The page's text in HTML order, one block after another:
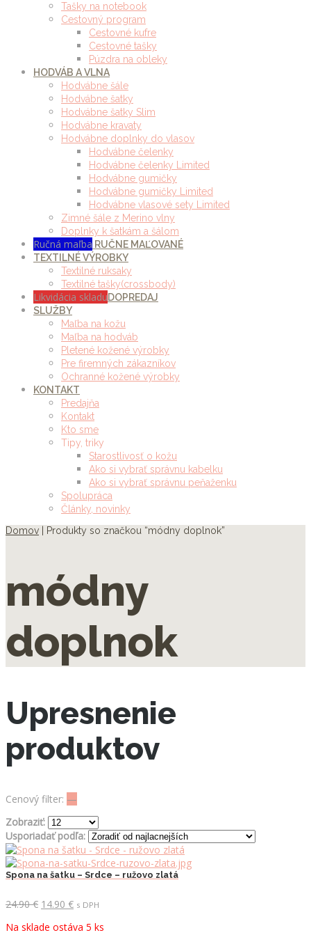
Tašky na notebook
Cestovný program
Cestovné kufre
Cestovné tašky
Púzdra na obleky
HODVÁB A VLNA
Hodvábne šále
Hodvábne šatky
Hodvábne šatky Slim
Hodvábne kravaty
Hodvábne doplnky do vlasov
Hodvábne čelenky
Hodvábne čelenky Limited
Hodvábne gumičky
Hodvábne gumičky Limited
Hodvábne vlasové sety Limited
Zimné šále z Merino vlny
Doplnky k šatkám a šálom
Ručná maľba RUČNE MAĽOVANÉ
TEXTILNÉ VÝROBKY
Textilné ruksaky
Textilné tašky(crossbody)
Likvidácia skladuDOPREDAJ
SLUŽBY
Maľba na kožu
Maľba na hodváb
Pletené kožené výrobky
Pre firemných zákazníkov
Ochranné kožené výrobky
KONTAKT
Predajňa
Kontakt
Kto sme
Tipy, triky
Starostlivosť o kožu
Ako si vybrať správnu kabelku
Ako si vybrať správnu peňaženku
Spolupráca
Články, novinky
Domov | Produkty so značkou “módny doplnok”
módny
doplnok
Upresnenie
produktov
Cenový filter: —
Zobraziť:
Usporiadať podľa:
Spona na šatku – Srdce – ružovo zlatá
24.90€ Pôvodná
bola:
14.90 €Aktuálna
je:
s DPH
Na sklade ostáva 5 ks